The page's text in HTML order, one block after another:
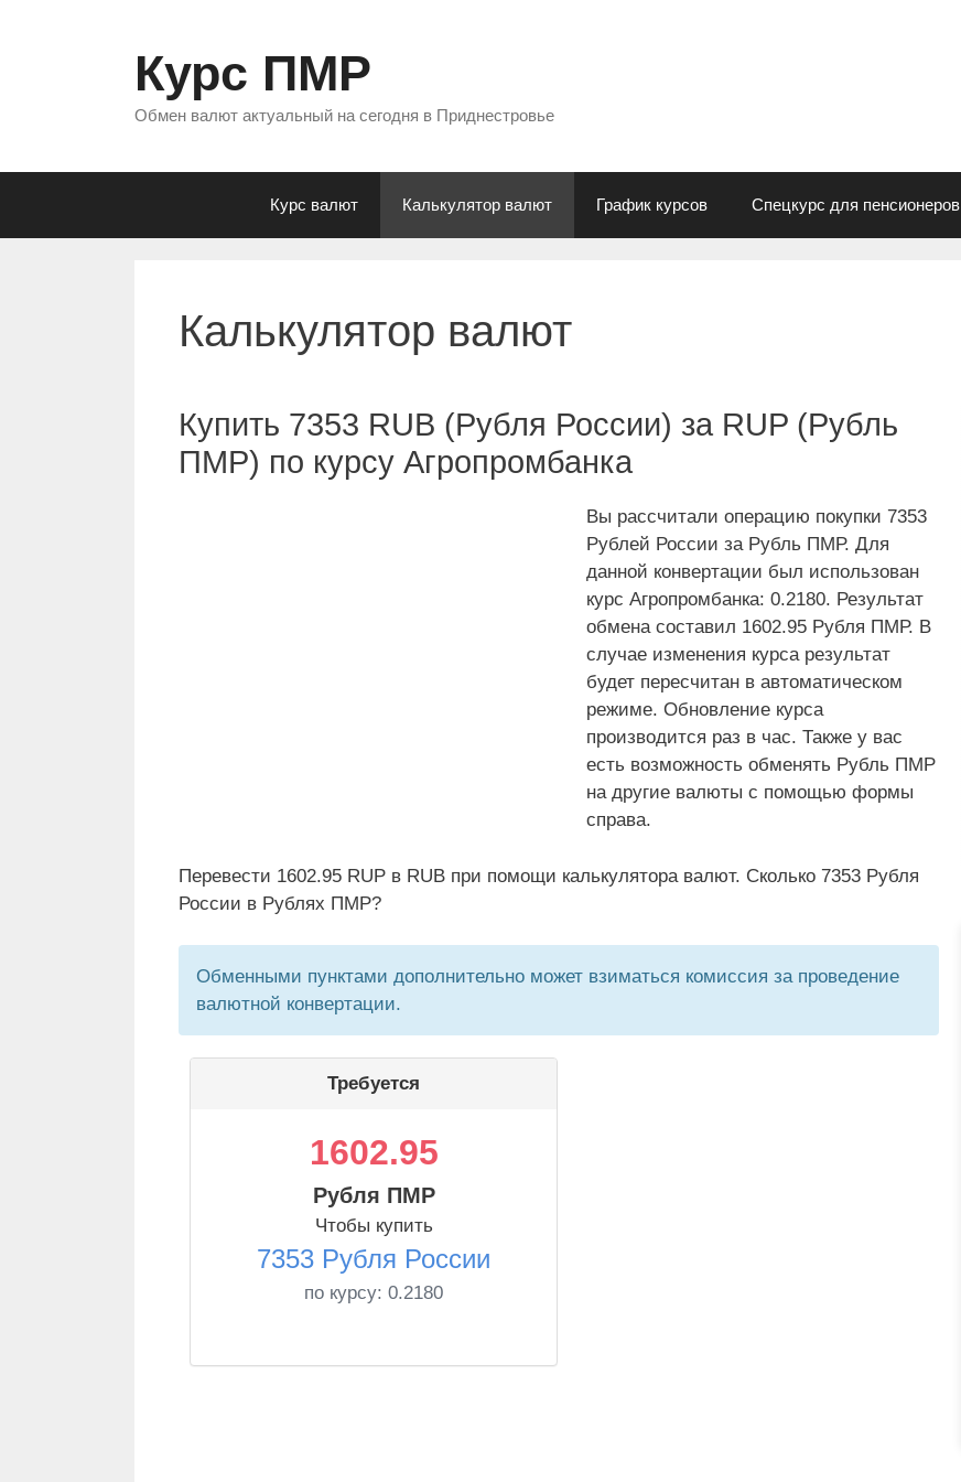
Курс ПМР
Обмен валют актуальный на сегодня в Приднестровье
Курс валют Калькулятор валют График курсов Спецкурс для пенсионеров
Калькулятор валют
Купить 7353 RUB (Рубля России) за RUP (Рубль
ПМР) по курсу Агропромбанка
Вы рассчитали операцию покупки 7353
Рублей России за Рубль ПМР. Для
данной конвертации был использован
курс Агропромбанка: 0.2180. Результат
обмена составил 1602.95 Рубля ПМР. В
случае изменения курса результат
будет пересчитан в автоматическом
режиме. Обновление курса
производится раз в час. Также у вас
есть возможность обменять Рубль ПМР
на другие валюты с помощью формы
справа.
Перевести 1602.95 RUP в RUB при помощи калькулятора валют. Сколько 7353 Рубля
России в Рублях ПМР?
Обменными пунктами дополнительно может взиматься комиссия за проведение
валютной конвертации.
Требуется
1602.95
Рубля ПМР
Чтобы купить
7353 Рубля России
по курсу: 0.2180